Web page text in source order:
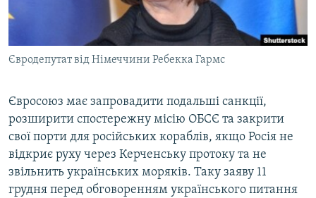
ВІДЕОУРОКИ «ELIFBE»
СВІДЧЕННЯ ОКУПАЦІЇ
УКРАЇНСЬКА ПРОБЛЕМА КРИМУ
Qırımtatar
Усі сайти RFE/RL
Євродепутат від Німеччини Ребекка Гармс
Євросоюз має запровадити подальші санкції,
розширити спостережну місію ОБСЄ та закрити
свої порти для російських кораблів, якщо Росія не
відкриє руху через Керченську протоку та не
звільнить українських моряків. Таку заяву 11
грудня перед обговоренням українського питання